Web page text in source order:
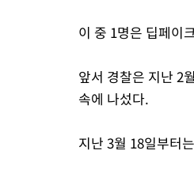
이 중 1명은 딥페이
앞서 경찰은 지난 2
속에 나섰다.
지난 3월 18일부터